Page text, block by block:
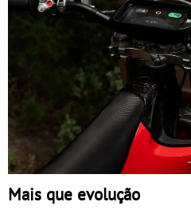
Mais que evolução